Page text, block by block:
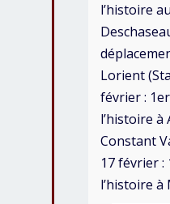
l’histoire
Lorient
février :
l’histoire à
Constant
17 février :
l’histoire à